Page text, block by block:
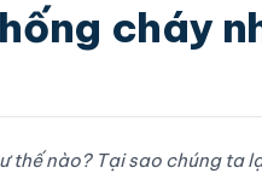
cháy
thế nào? Tại sao chúng ta